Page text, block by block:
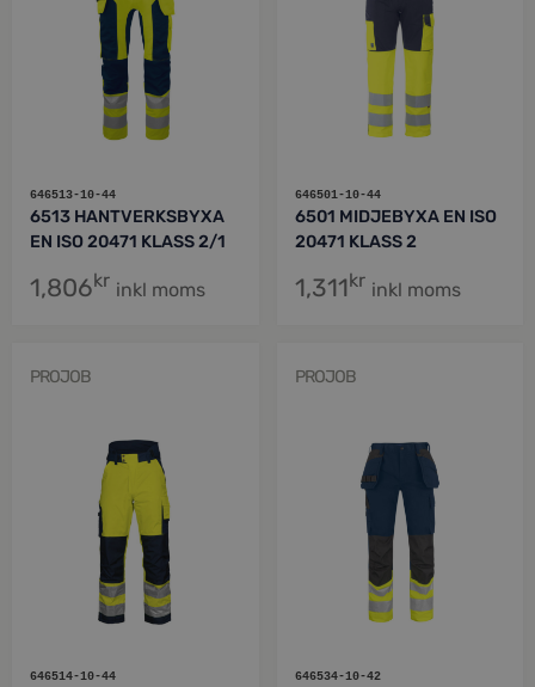
646513-10-44
6513 HANTVERKSBYXA
EN ISO 20471 KLASS 2/1
1,806kr inkl moms
646501-10-44
6501 MIDJEBYXA EN ISO
20471 KLASS 2
1,311kr inkl moms
PROJOB
646514-10-44
PROJOB
646534-10-42